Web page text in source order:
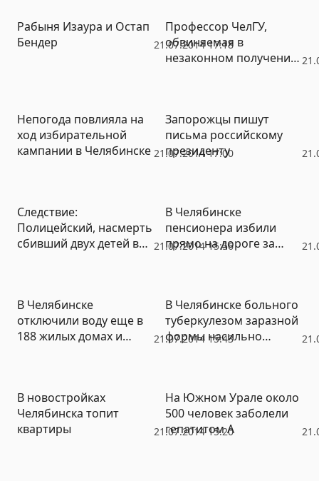
21.07.2014 17:18
Рабыня Изаура и Остап
Бендер
Профессор ЧелГУ,
обвиняемая в
незаконном получении
21.07.2014 17:00
Непогода повлияла на
ход избирательной
кампании в Челябинске
Запорожцы пишут
письма российскому
президенту
21.07.2014 15:56
Следствие:
Полицейский, насмерть
сбивший двух детей в
В Челябинске
пенсионера избили
прямо на дороге за
21.07.2014 15:43
В Челябинске
отключили воду еще в
188 жилых домах и
В Челябинске больного
туберкулезом заразной
формы насильно
21.07.2014 15:20
В новостройках
Челябинска топит
квартиры
На Южном Урале около
500 человек заболели
гепатитом А